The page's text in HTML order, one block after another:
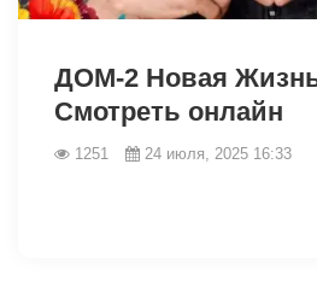
ДОМ-2 Новая Жизнь
Смотреть онлайн
1251 24 июля, 2025 16:33